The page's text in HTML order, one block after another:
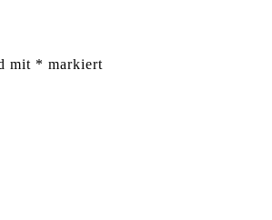
mit * markiert